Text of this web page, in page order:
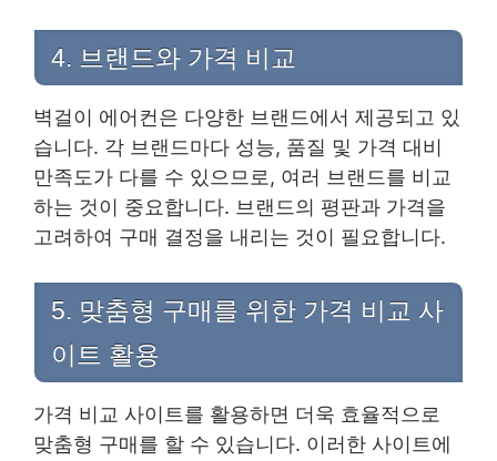
4. 브랜드와 가격 비교
벽걸이 에어컨은 다양한 브랜드에서 제공되고 있
습니다. 각 브랜드마다 성능, 품질 및 가격 대비
만족도가 다를 수 있으므로, 여러 브랜드를 비교
하는 것이 중요합니다. 브랜드의 평판과 가격을
고려하여 구매 결정을 내리는 것이 필요합니다.
5. 맞춤형 구매를 위한 가격 비교 사
이트 활용
가격 비교 사이트를 활용하면 더욱 효율적으로
맞춤형 구매를 할 수 있습니다. 이러한 사이트에